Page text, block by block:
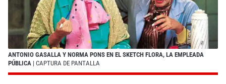
ANTONIO GASALLA Y NORMA PONS EN EL SKETCH FLORA, LA EMPLEADA
PÚBLICA | CAPTURA DE PANTALLA